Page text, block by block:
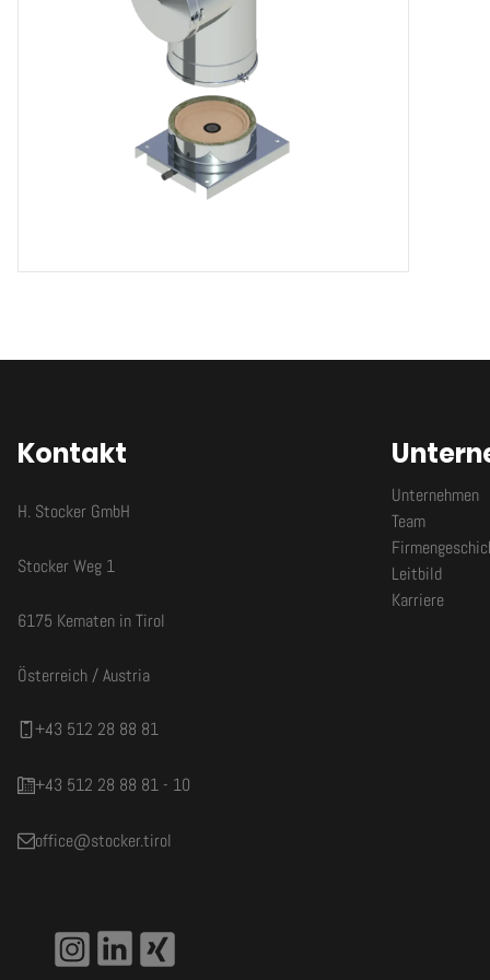
Kontakt
H. Stocker GmbH
Stocker Weg 1
6175 Kematen in Tirol
Österreich / Austria
+43 512 28 88 81
+43 512 28 88 81 - 10
office@stocker.tirol
Unternehmen
Team
Leitbild
Karriere